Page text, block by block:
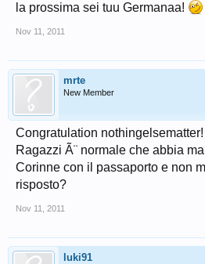
la prossima sei tuu Germanaa!
Nov 11, 2011
mrte
New Member
Congratulation
Ragazzi Ã¨ normale che abbia
Corinne con il passaporto e non
risposto?
Nov 11, 2011
luki91